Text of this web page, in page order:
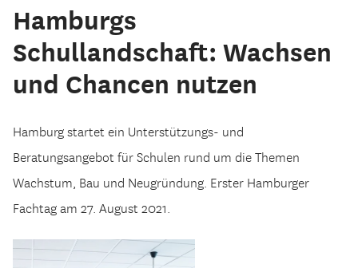
Hamburgs
Schullandschaft: Wachsen
und Chancen nutzen
Hamburg startet ein Unterstützungs- und
Beratungsangebot für Schulen rund um die Themen
Wachstum, Bau und Neugründung. Erster Hamburger
Fachtag am 27. August 2021.